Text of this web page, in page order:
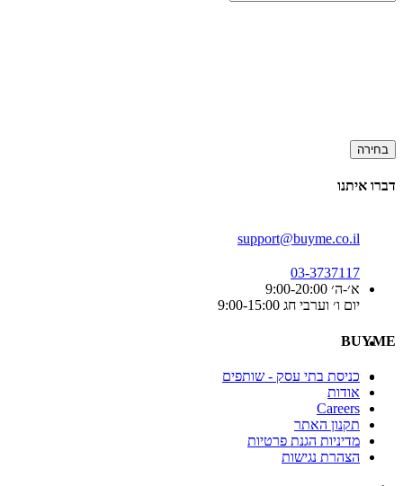
בחירה
דברו איתנו
support@buyme.co.il
03-3737117
א׳-ה׳ 9:00-20:00
יום ו׳ וערבי חג 9:00-15:00
BUYME
כניסת בתי עסק - שותפים
אודות
Careers
תקנון האתר
מדיניות הגנת פרטיות
הצהרת נגישות